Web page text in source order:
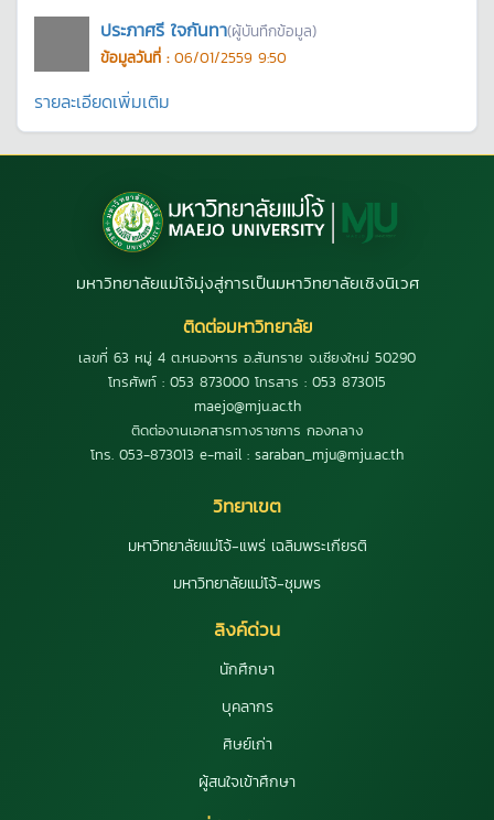
ประภาศรี ใจกันทา(ผู้บันทึกข้อมูล)
ข้อมูลวันที่ : 06/01/2559 9:50
รายละเอียดเพิ่มเติม
มหาวิทยาลัยแม่โจ้มุ่งสู่การเป็นมหาวิทยาลัยเชิงนิเวศ
ติดต่อมหาวิทยาลัย
เลขที่ 63 หมู่ 4 ต.หนองหาร อ.สันทราย จ.เชียงใหม่ 50290
โทรศัพท์ : 053 873000 โทรสาร : 053 873015
maejo@mju.ac.th
ติดต่องานเอกสารทางราชการ กองกลาง
โทร. 053-873013 e-mail : saraban_mju@mju.ac.th
วิทยาเขต
มหาวิทยาลัยแม่โจ้-แพร่ เฉลิมพระเกียรติ
มหาวิทยาลัยแม่โจ้-ชุมพร
ลิงค์ด่วน
นักศึกษา
บุคลากร
ศิษย์เก่า
ผู้สนใจเข้าศึกษา